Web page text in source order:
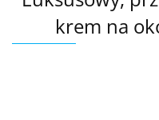
krem na